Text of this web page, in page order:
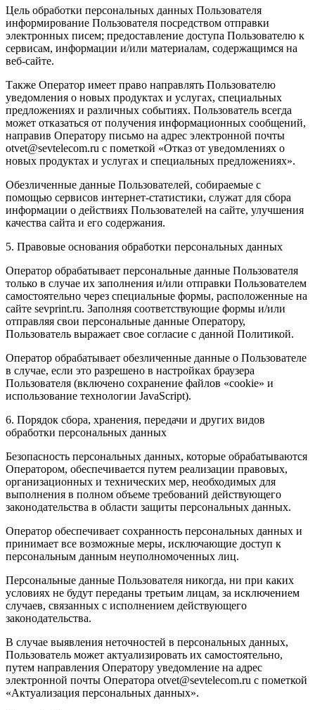
Цель обработки персональных данных Пользователя
информирование Пользователя посредством отправки
электронных писем; предоставление доступа Пользователю к
сервисам, информации и/или материалам, содержащимся на
веб-сайте.
Также Оператор имеет право направлять Пользователю
уведомления о новых продуктах и услугах, специальных
предложениях и различных событиях. Пользователь всегда
может отказаться от получения информационных сообщений,
направив Оператору письмо на адрес электронной почты
otvet@sevtelecom.ru с пометкой «Отказ от уведомлениях о
новых продуктах и услугах и специальных предложениях».
Обезличенные данные Пользователей, собираемые с
помощью сервисов интернет-статистики, служат для сбора
информации о действиях Пользователей на сайте, улучшения
качества сайта и его содержания.
5. Правовые основания обработки персональных данных
Оператор обрабатывает персональные данные Пользователя
только в случае их заполнения и/или отправки Пользователем
самостоятельно через специальные формы, расположенные на
сайте sevprint.ru. Заполняя соответствующие формы и/или
отправляя свои персональные данные Оператору,
Пользователь выражает свое согласие с данной Политикой.
Оператор обрабатывает обезличенные данные о Пользователе
в случае, если это разрешено в настройках браузера
Пользователя (включено сохранение файлов «cookie» и
использование технологии JavaScript).
6. Порядок сбора, хранения, передачи и других видов
обработки персональных данных
Безопасность персональных данных, которые обрабатываются
Оператором, обеспечивается путем реализации правовых,
организационных и технических мер, необходимых для
выполнения в полном объеме требований действующего
законодательства в области защиты персональных данных.
Оператор обеспечивает сохранность персональных данных и
принимает все возможные меры, исключающие доступ к
персональным данным неуполномоченных лиц.
Персональные данные Пользователя никогда, ни при каких
условиях не будут переданы третьим лицам, за исключением
случаев, связанных с исполнением действующего
законодательства.
В случае выявления неточностей в персональных данных,
Пользователь может актуализировать их самостоятельно,
путем направления Оператору уведомление на адрес
электронной почты Оператора otvet@sevtelecom.ru с пометкой
«Актуализация персональных данных».